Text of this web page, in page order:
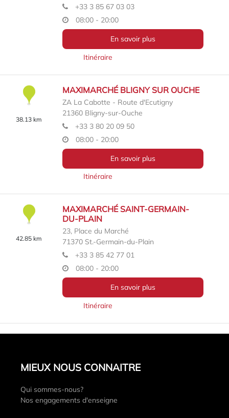
+33 3 85 67 03 03
08:00 - 20:00
En savoir plus
Itinéraire
38.13 km
MAXIMARCHÉ BLIGNY SUR OUCHE
ZA La Cabotte - Route d'Ecutigny
21360 Bligny-sur-Ouche
+33 3 80 20 09 50
08:00 - 20:00
En savoir plus
Itinéraire
42.85 km
MAXIMARCHÉ SAINT-GERMAIN-
DU-PLAIN
23, Place du Marché
71370 St.-Germain-du-Plain
+33 3 85 42 77 01
08:00 - 20:00
En savoir plus
Itinéraire
MIEUX NOUS CONNAITRE
Qui sommes-nous?
Nos engagements d'enseigne